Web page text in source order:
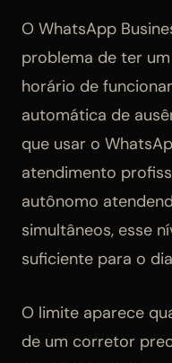
O WhatsApp
problema de ter
horário de
automática de
que usar o
atendimento
autônomo
simultâneos, esse
suficiente para o
O limite aparece
de um corretor